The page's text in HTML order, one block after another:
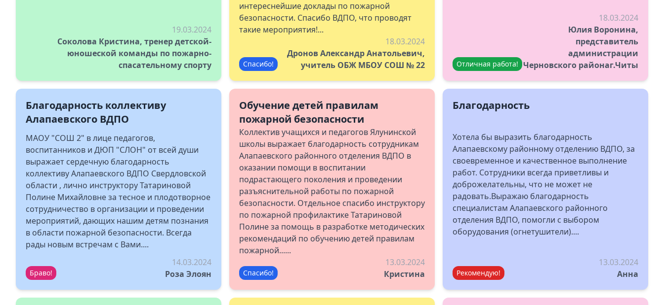
19.03.2024
Соколова Кристина, тренер детской-
юношеской команды по пожарно-
спасательному спорту
интереснейшие доклады по пожарной
безопасности. Спасибо ВДПО, что проводят
такие мероприятия!...
Спасибо!
18.03.2024
Дронов Александр Анатольевич,
учитель ОБЖ МБОУ СОШ № 22
Отличная работа!
18.03.2024
Юлия Воронина,
представитель
администрации
Черновского районаг.Читы
Благодарность коллективу
Алапаевского ВДПО
МАОУ "СОШ 2" в лице педагогов,
воспитанников и ДЮП "СЛОН" от всей души
выражает сердечную благодарность
коллективу Алапаевского ВДПО Свердловской
области , лично инструктору Татариновой
Полине Михайловне за тесное и плодотворное
сотрудничество в организации и проведении
мероприятий, дающих нашим детям познания
в области пожарной безопасности. Всегда
рады новым встречам с Вами....
Браво!
14.03.2024
Роза Элоян
Обучение детей правилам
пожарной безопасности
Коллектив учащихся и педагогов Ялунинской
школы выражает благодарность сотрудникам
Алапаевского районного отделения ВДПО в
оказании помощи в воспитании
подрастающего поколения и проведении
разъяснительной работы по пожарной
безопасности. Отдельное спасибо инструктору
по пожарной профилактике Татариновой
Полине за помощь в разработке методических
рекомендаций по обучению детей правилам
пожарной......
Спасибо!
13.03.2024
Кристина
Благодарность
Хотела бы выразить благодарность
Алапаевскому районному отделению ВДПО, за
своевременное и качественное выполнение
работ. Сотрудники всегда приветливы и
доброжелательны, что не может не
радовать.Выражаю благодарность
специалистам Алапаевского районного
отделения ВДПО, помогли с выбором
оборудования (огнетушители)....
Рекомендую!
13.03.2024
Анна